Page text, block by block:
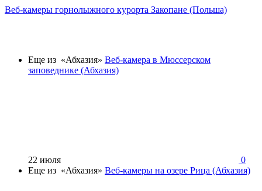
Веб-камеры горнолыжного курорта Закопане (Польша)
Еще из «Абхазия» Веб-камера в Мюссерском
заповеднике (Абхазия)
22 июля
0
Еще из «Абхазия» Веб-камеры на озере Рица (Абхазия)